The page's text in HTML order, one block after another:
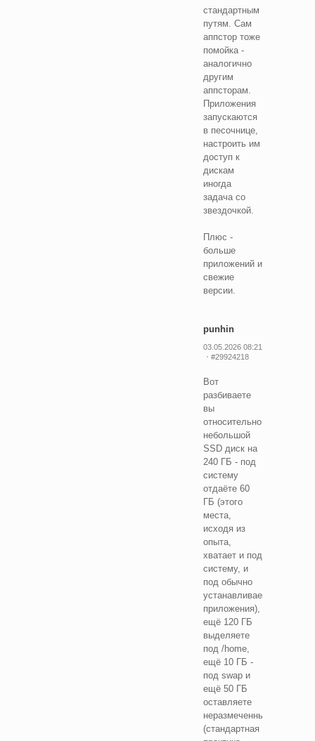
стандартным
путям. Сам
аппстор тоже
помойка -
аналогично
другим
аппсторам.
Приложения
запускаются
в песочнице,
настроить им
доступ к
дискам
иногда
задача со
звездочкой.
Плюс -
больше
приложений и
свежие
версии.
punhin
03.05.2026 08:21
#29924218
Вот
разбиваете
вы
относительно
небольшой
SSD диск на
240 ГБ - под
систему
отдаёте 60
ГБ (этого
места,
исходя из
опыта,
хватает и под
систему, и
под обычно
устанавливаемые
приложения),
ещё 120 ГБ
выделяете
под /home,
ещё 10 ГБ -
под swap и
ещё 50 ГБ
оставляете
неразмеченным
(стандартная